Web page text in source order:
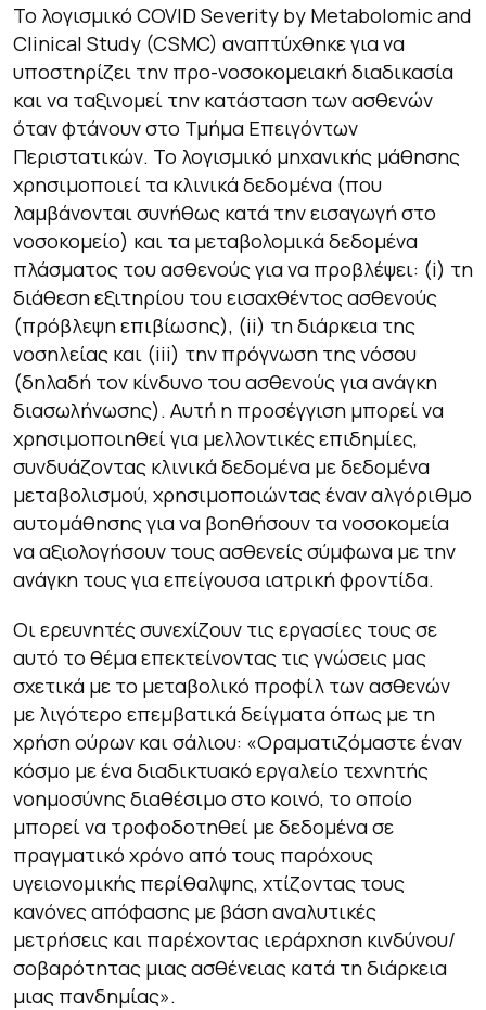
Το λογισμικό COVID Severity by Metabolomic and
Clinical Study (CSMC) αναπτύχθηκε για να
υποστηρίζει την προ-νοσοκομειακή διαδικασία
και να ταξινομεί την κατάσταση των ασθενών
όταν φτάνουν στο Τμήμα Επειγόντων
Περιστατικών. Το λογισμικό μηχανικής μάθησης
χρησιμοποιεί τα κλινικά δεδομένα (που
λαμβάνονται συνήθως κατά την εισαγωγή στο
νοσοκομείο) και τα μεταβολομικά δεδομένα
πλάσματος του ασθενούς για να προβλέψει: (i) τη
διάθεση εξιτηρίου του εισαχθέντος ασθενούς
(πρόβλεψη επιβίωσης), (ii) τη διάρκεια της
νοσηλείας και (iii) την πρόγνωση της νόσου
(δηλαδή τον κίνδυνο του ασθενούς για ανάγκη
διασωλήνωσης). Αυτή η προσέγγιση μπορεί να
χρησιμοποιηθεί για μελλοντικές επιδημίες,
συνδυάζοντας κλινικά δεδομένα με δεδομένα
μεταβολισμού, χρησιμοποιώντας έναν αλγόριθμο
αυτομάθησης για να βοηθήσουν τα νοσοκομεία
να αξιολογήσουν τους ασθενείς σύμφωνα με την
ανάγκη τους για επείγουσα ιατρική φροντίδα.
Οι ερευνητές συνεχίζουν τις εργασίες τους σε
αυτό το θέμα επεκτείνοντας τις γνώσεις μας
σχετικά με το μεταβολικό προφίλ των ασθενών
με λιγότερο επεμβατικά δείγματα όπως με τη
χρήση ούρων και σάλιου: «Οραματιζόμαστε έναν
κόσμο με ένα διαδικτυακό εργαλείο τεχνητής
νοημοσύνης διαθέσιμο στο κοινό, το οποίο
μπορεί να τροφοδοτηθεί με δεδομένα σε
πραγματικό χρόνο από τους παρόχους
υγειονομικής περίθαλψης, χτίζοντας τους
κανόνες απόφασης με βάση αναλυτικές
μετρήσεις και παρέχοντας ιεράρχηση κινδύνου/
σοβαρότητας μιας ασθένειας κατά τη διάρκεια
μιας πανδημίας».